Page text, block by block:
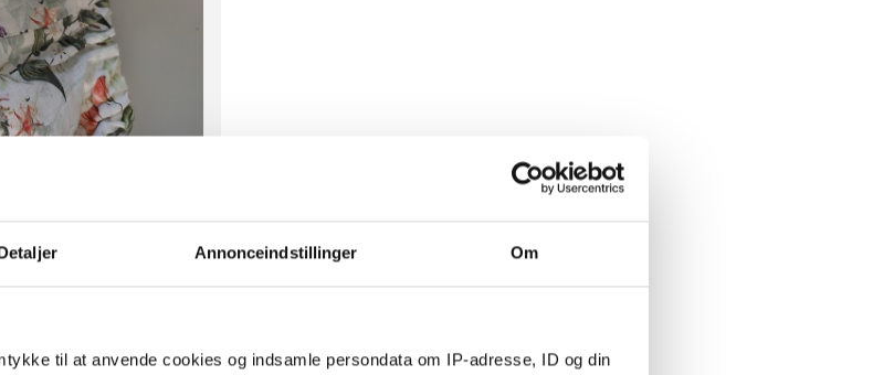
Annonceindstillinger Om
til at anvende cookies og indsamle persondata om IP-adresse, ID og din